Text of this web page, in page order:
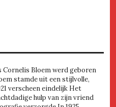
Cornelis Bloem werd geboren
stamde uit een stijlvolle,
verscheen eindelijk Het
hulp van zijn vriend